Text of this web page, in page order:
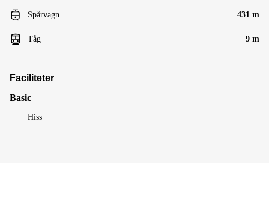
Spårvagn 431 m
Tåg 9 m
Faciliteter
Basic
Hiss